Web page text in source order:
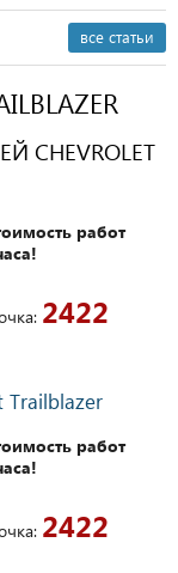
все статьи
работ
2422
Trailblazer
работ
2422